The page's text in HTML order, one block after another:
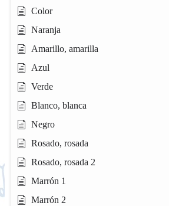
Color
Naranja
Amarillo, amarilla
Azul
Verde
Blanco, blanca
Negro
Rosado, rosada
Rosado, rosada 2
Marrón 1
Marrón 2